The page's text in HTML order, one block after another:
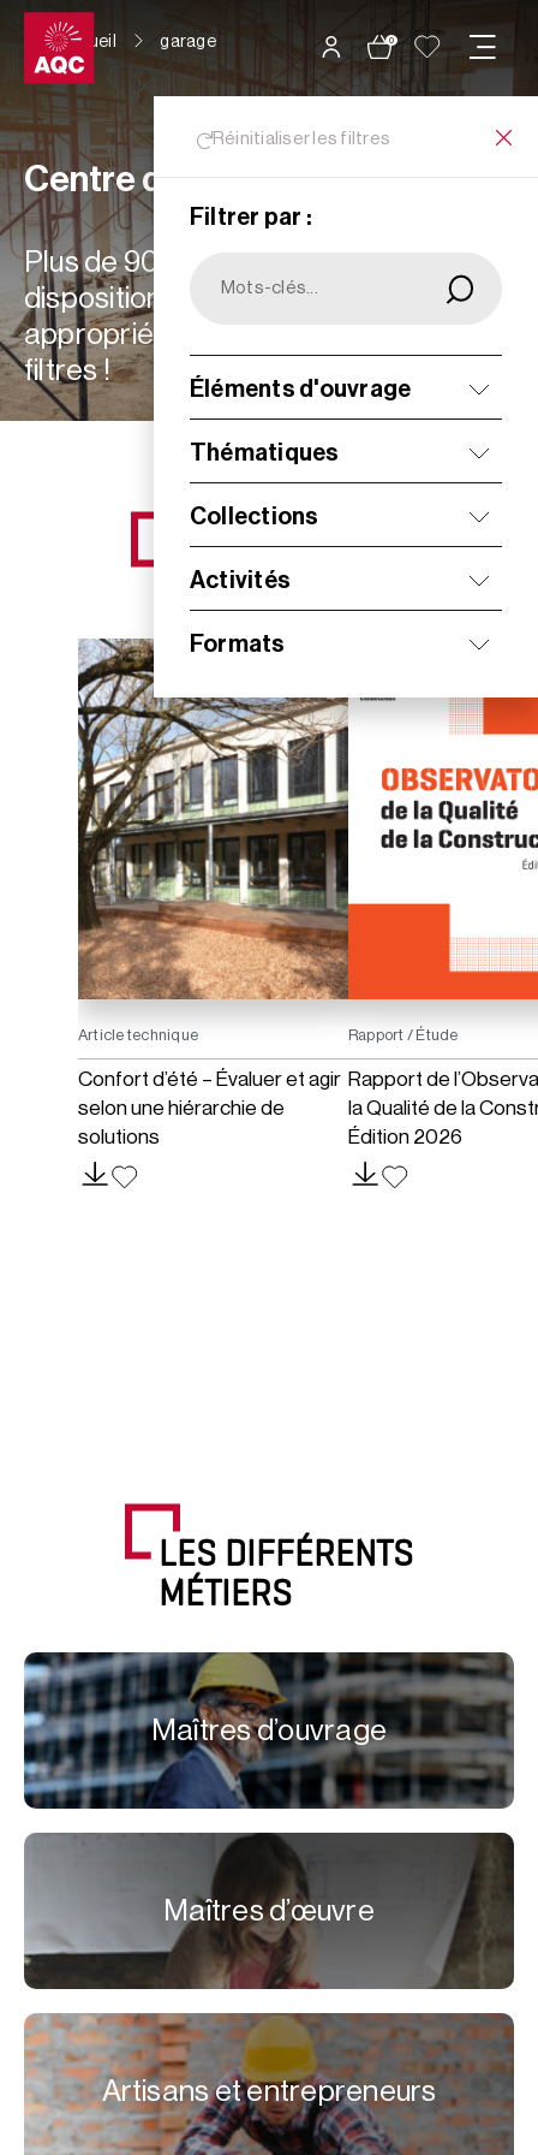
Panneau de gestion des cookies
0
Accueil garage
Réinitialiser les filtres
Filtrer par :
Éléments d'ouvrage
Thématiques
Collections
Activités
Formats
Centre de ressources
Plus de 900 ressources à votre
disposition : choisissez les plus
appropriées à vos besoins grâce aux
filtres !
NOS NOUVEAUTÉS
Article technique
Confort d’été – Évaluer et agir
selon une hiérarchie de
solutions
Rapport / Étude
Rapport de
la Qualité de la
Édition 2026
LES DIFFÉRENTS
MÉTIERS
Maîtres d’ouvrage
Maîtres d’œuvre
Artisans et entrepreneurs